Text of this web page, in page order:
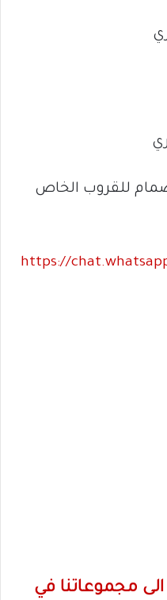
للقروب الخاص
https://
مجموعاتنا في